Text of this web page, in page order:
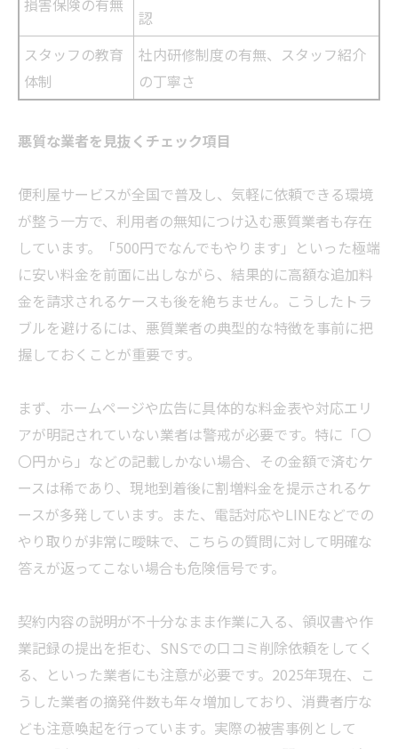
損害保険の有無
認
スタッフの教育
体制
社内研修制度の有無、スタッフ紹介
の丁寧さ
悪質な業者を見抜くチェック項目
便利屋サービスが全国で普及し、気軽に依頼できる環境
が整う一方で、利用者の無知につけ込む悪質業者も存在
しています。「500円でなんでもやります」といった極端
に安い料金を前面に出しながら、結果的に高額な追加料
金を請求されるケースも後を絶ちません。こうしたトラ
ブルを避けるには、悪質業者の典型的な特徴を事前に把
握しておくことが重要です。
まず、ホームページや広告に具体的な料金表や対応エリ
アが明記されていない業者は警戒が必要です。特に「〇
〇円から」などの記載しかない場合、その金額で済むケ
ースは稀であり、現地到着後に割増料金を提示されるケ
ースが多発しています。また、電話対応やLINEなどでの
やり取りが非常に曖昧で、こちらの質問に対して明確な
答えが返ってこない場合も危険信号です。
契約内容の説明が不十分なまま作業に入る、領収書や作
業記録の提出を拒む、SNSでの口コミ削除依頼をしてく
る、といった業者にも注意が必要です。2025年現在、こ
うした業者の摘発件数も年々増加しており、消費者庁な
ども注意喚起を行っています。実際の被害事例として